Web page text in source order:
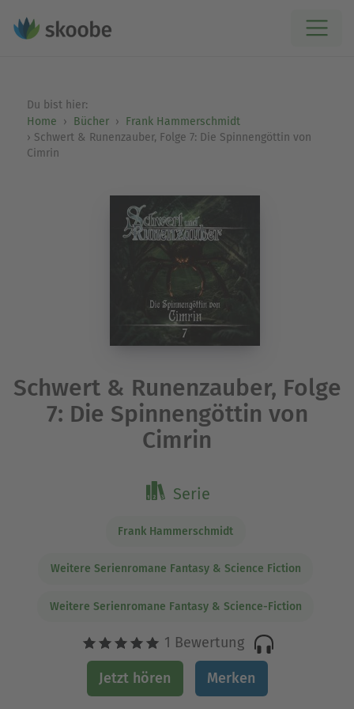
Du bist hier:
Home
Bücher
Frank Hammerschmidt
Schwert & Runenzauber, Folge 7: Die Spinnengöttin von
Cimrin
Schwert & Runenzauber, Folge
7: Die Spinnengöttin von
Cimrin
Serie
Frank Hammerschmidt
Weitere Serienromane Fantasy & Science Fiction
Weitere Serienromane Fantasy & Science-Fiction
1 Bewertung
Jetzt hören Merken